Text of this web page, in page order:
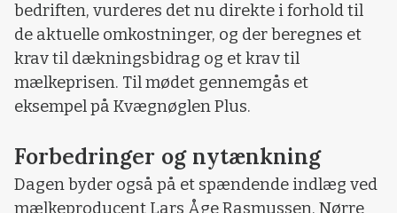
bedriften, vurderes det nu direkte i forhold til
de aktuelle omkostninger, og der beregnes et
krav til dækningsbidrag og et krav til
mælkeprisen. Til mødet gennemgås et
eksempel på Kvægnøglen Plus.
Forbedringer og nytænkning
Dagen byder også på et spændende indlæg ved
mælkeproducent Lars Åge Rasmussen, Nørre